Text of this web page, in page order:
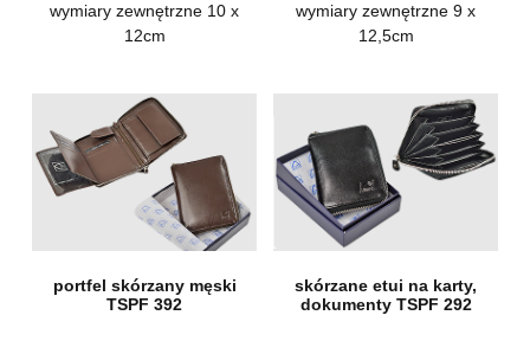
wymiary zewnętrzne 10 x
12cm
wymiary zewnętrzne 9 x
12,5cm
portfel skórzany męski
TSPF 392
skórzane etui na karty,
dokumenty TSPF 292